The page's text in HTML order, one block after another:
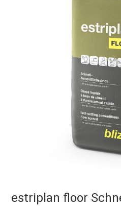
estriplan floor